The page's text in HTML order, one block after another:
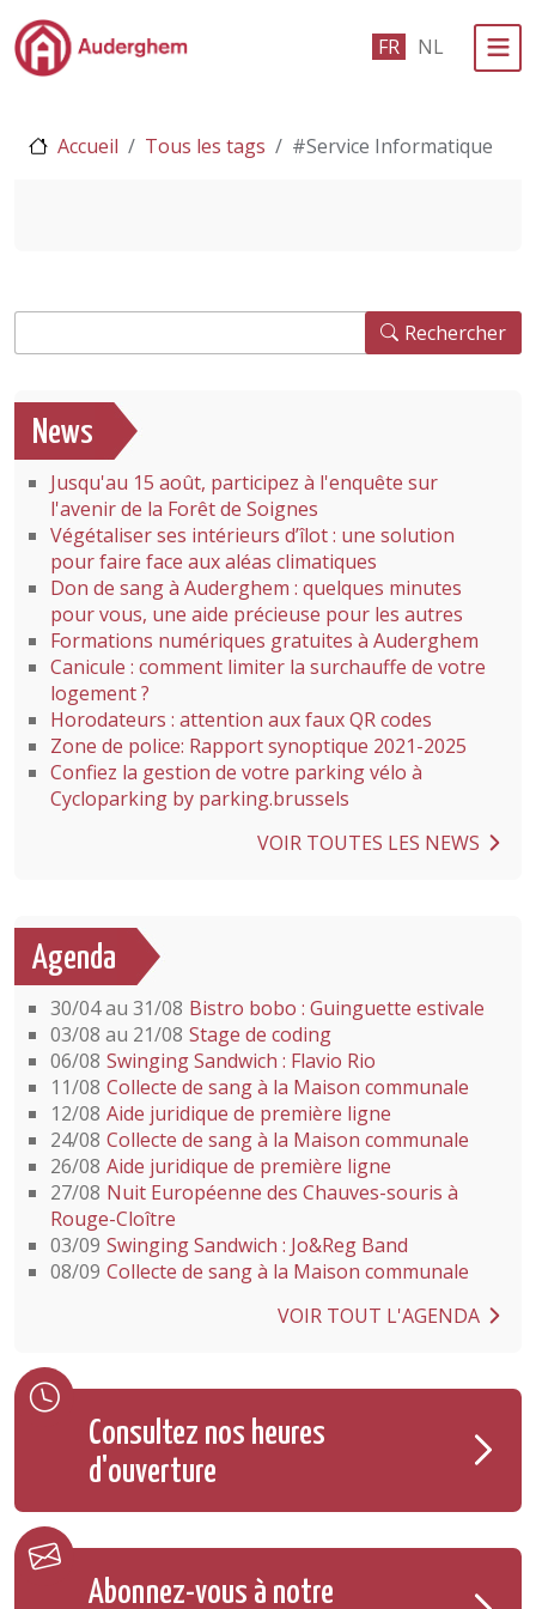
Passer au contenu principal FR NL
Accueil Tous les tags #Service Informatique
Rechercher
News
Jusqu'au 15 août, participez à l'enquête sur
l'avenir de la Forêt de Soignes
Végétaliser ses intérieurs d’îlot : une solution
pour faire face aux aléas climatiques
Don de sang à Auderghem : quelques minutes
pour vous, une aide précieuse pour les autres
Formations numériques gratuites à Auderghem
Canicule : comment limiter la surchauffe de votre
logement ?
Horodateurs : attention aux faux QR codes
Zone de police: Rapport synoptique 2021-2025
Confiez la gestion de votre parking vélo à
Cycloparking by parking.brussels
VOIR TOUTES LES NEWS
Agenda
30/04 au 31/08 Bistro bobo : Guinguette estivale
03/08 au 21/08 Stage de coding
06/08 Swinging Sandwich : Flavio Rio
11/08 Collecte de sang à la Maison communale
12/08 Aide juridique de première ligne
24/08 Collecte de sang à la Maison communale
26/08 Aide juridique de première ligne
27/08 Nuit Européenne des Chauves-souris à
Rouge-Cloître
03/09 Swinging Sandwich : Jo&Reg Band
08/09 Collecte de sang à la Maison communale
VOIR TOUT L'AGENDA
Consultez nos heures
d'ouverture
Abonnez-vous à notre